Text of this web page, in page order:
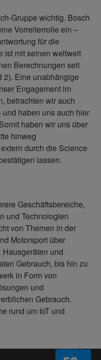
Gruppe wichtig. Bosch
Vorreiterrolle ein –
für die
ist mit seinen weltweit
Berechnungen seit
2). Eine unabhängige
Engagement im
betrachten wir auch
haben uns auch hier
haben wir uns über
hinweg
durch die Science
lassen.
Geschäftsbereiche,
und Technologien
von Themen in der
Motorsport über
und
Gebrauch, bis hin zu
in Form von
und
Gebrauch.
rund um IoT und